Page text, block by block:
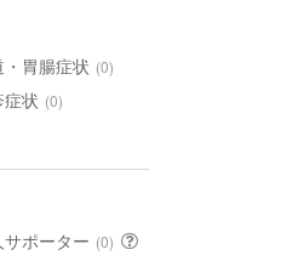
胃腸症状 (0)
状 (0)
ポーター (0)